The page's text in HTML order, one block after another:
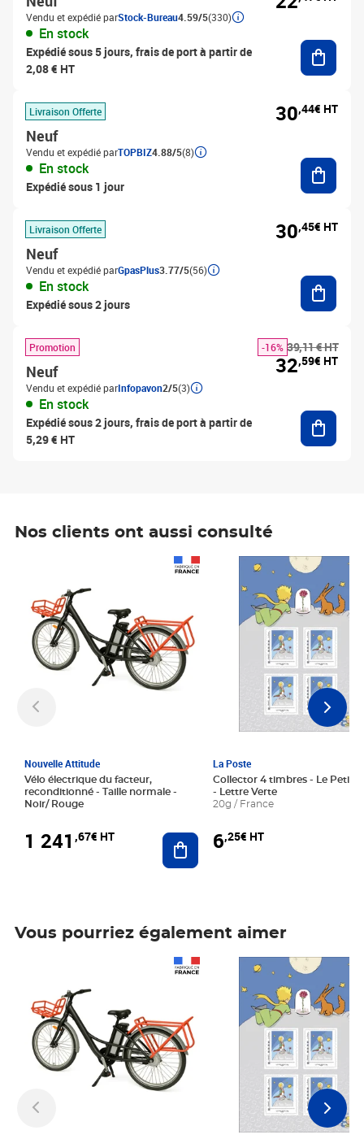
Vendu et expédié parStock-Bureau4.59/5(330)
En stock
Expédié sous 5 jours, frais de port à partir de
2,08 € HT
Livraison Offerte
Neuf
Vendu et expédié parTOPBIZ4.88/5(8)
En stock
Expédié sous 1 jour
30,44€ HT
Livraison Offerte
Neuf
Vendu et expédié parGpasPlus3.77/5(56)
En stock
Expédié sous 2 jours
30,45€ HT
Promotion
Neuf
Vendu et expédié parInfopavon2/5(3)
En stock
Expédié sous 2 jours, frais de port à partir de
5,29 € HT
39,11 € HT
-16%
32,59€ HT
Nos clients ont aussi consulté
Nouvelle Attitude
Vélo électrique du facteur,
reconditionné - Taille normale -
Noir/ Rouge
1 241 ,67€ HT Ajouter au panier
La Poste
Collector 4 timbres - Le Petit
- Lettre Verte
20g / France
6,25€ HT
Prix 6,25€ HT
Vous pourriez également aimer
Prix 6,25€ HT